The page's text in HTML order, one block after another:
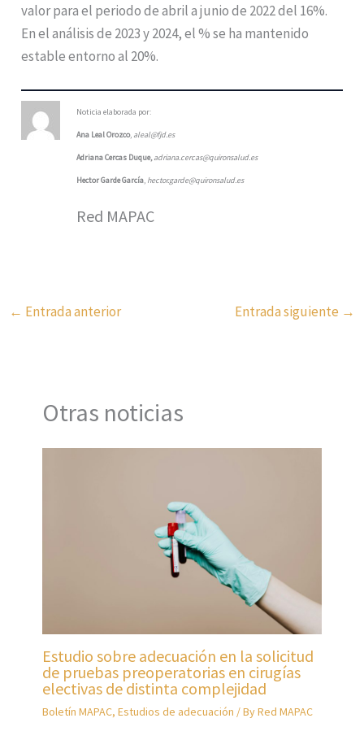
valor para el periodo de abril a junio de 2022 del 16%.
En el análisis de 2023 y 2024, el % se ha mantenido
estable entorno al 20%.
Noticia elaborada por:
Ana Leal Orozco, aleal@fjd.es
Adriana Cercas Duque, adriana.cercas@quironsalud.es
Hector Garde García hector.garde@quironsalud.es
Red MAPAC
← Entrada anterior Entrada siguiente →
Otras noticias
Estudio sobre adecuación en la solicitud
de pruebas preoperatorias en cirugías
electivas de distinta complejidad
Boletín MAPAC, Estudios de adecuación / ByRed MAPAC